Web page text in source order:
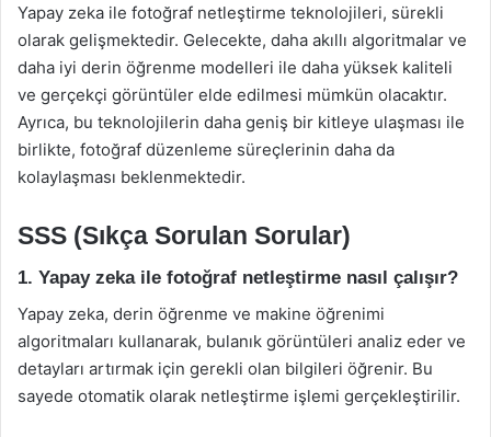
Yapay zeka ile fotoğraf netleştirme teknolojileri, sürekli
olarak gelişmektedir. Gelecekte, daha akıllı algoritmalar ve
daha iyi derin öğrenme modelleri ile daha yüksek kaliteli
ve gerçekçi görüntüler elde edilmesi mümkün olacaktır.
Ayrıca, bu teknolojilerin daha geniş bir kitleye ulaşması ile
birlikte, fotoğraf düzenleme süreçlerinin daha da
kolaylaşması beklenmektedir.
SSS (Sıkça Sorulan Sorular)
1. Yapay zeka ile fotoğraf netleştirme nasıl çalışır?
Yapay zeka, derin öğrenme ve makine öğrenimi
algoritmaları kullanarak, bulanık görüntüleri analiz eder ve
detayları artırmak için gerekli olan bilgileri öğrenir. Bu
sayede otomatik olarak netleştirme işlemi gerçekleştirilir.